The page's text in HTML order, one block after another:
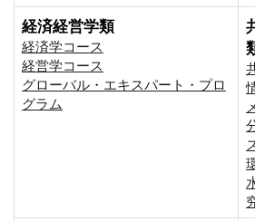
経済経営学類
経済学コース
経営学コース
グローバル・エキスパート・プロ
グラム